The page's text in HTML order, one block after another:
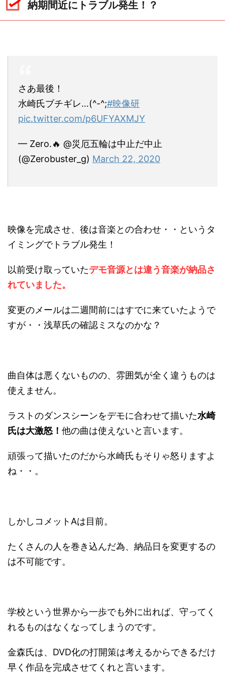
納期間近にトラブル発生！？
さあ最後！
水崎氏ブチギレ…(^-^;#映像研
pic.twitter.com/p6UFYAXMJY
— Zero.🔥 @災厄五輪は中止だ中止
(@Zerobuster_g) March 22, 2020
映像を完成させ、後は音楽との合わせ・・というタ
イミングでトラブル発生！
以前受け取っていたデモ音源とは違う音楽が納品さ
れていました。
変更のメールは二週間前にはすでに来ていたようで
すが・・浅草氏の確認ミスなのかな？
曲自体は悪くないものの、雰囲気が全く違うものは
使えません。
ラストのダンスシーンをデモに合わせて描いた水崎
氏は大激怒！ 他の曲は使えないと言います。
頑張って描いたのだから水崎氏もそりゃ怒りますよ
ね・・。
しかしコメットAは目前。
たくさんの人を巻き込んだ為、納品日を変更するの
は不可能です。
学校という世界から一歩でも外に出れば、守ってく
れるものはなくなってしまうのです。
金森氏は、DVD化の打開策は考えるからできるだけ
早く作品を完成させてくれと言います。